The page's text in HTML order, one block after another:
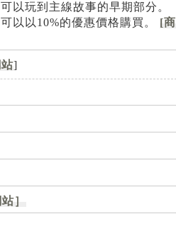
以玩到主線故事的早期部分。
以以10%的優惠價格購買。 [商
]
］